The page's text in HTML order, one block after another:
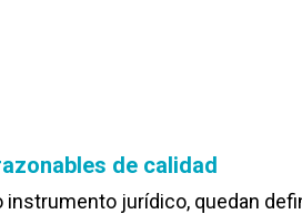
de calidad
instrumento jurídico, quedan